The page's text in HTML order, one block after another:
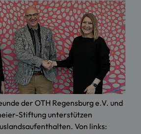
der OTH Regensburg e.V. und
Stiftung unterstützen
Von links: